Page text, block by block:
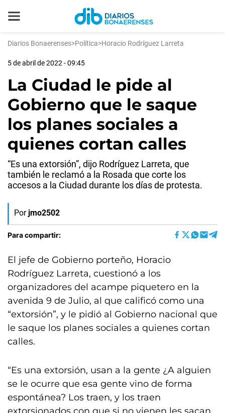
Diarios Bonaerenses>Política>Horacio Rodríguez Larreta
5 de abril de 2022 - 09:45
La Ciudad le pide al
Gobierno que le saque
los planes sociales a
quienes cortan calles
“Es una extorsión”, dijo Rodríguez Larreta, que
también le reclamó a la Rosada que corte los
accesos a la Ciudad durante los días de protesta.
Por jmo2502
Para compartir:
El jefe de Gobierno porteño, Horacio
Rodríguez Larreta, cuestionó a los
organizadores del acampe piquetero en la
avenida 9 de Julio, al que calificó como una
“extorsión”, y le pidió al Gobierno nacional que
le saque los planes sociales a quienes cortan
calles.
“Es una extorsión, usan a la gente ¿A alguien
se le ocurre que esa gente vino de forma
espontánea? Los traen, y los traen